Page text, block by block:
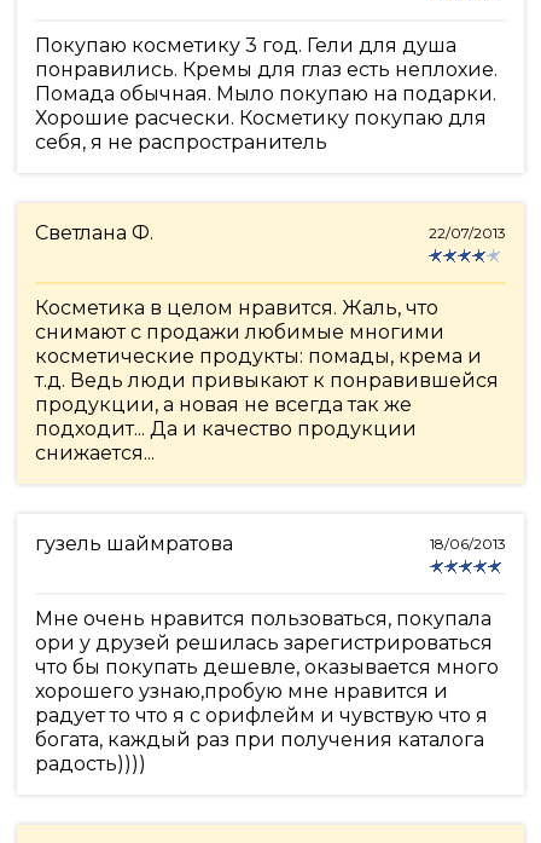
Покупаю косметику 3 год. Гели для душа
понравились. Кремы для глаз есть неплохие.
Помада обычная. Мыло покупаю на подарки.
Хорошие расчески. Косметику покупаю для
себя, я не распространитель
Светлана Ф. 22/07/2013
Косметика в целом нравится. Жаль, что
снимают с продажи любимые многими
косметические продукты: помады, крема и
т.д. Ведь люди привыкают к понравившейся
продукции, а новая не всегда так же
подходит... Да и качество продукции
снижается...
гузель шаймратова 18/06/2013
Мне очень нравится пользоваться, покупала
ори у друзей решилась зарегистрироваться
что бы покупать дешевле, оказывается много
хорошего узнаю,пробую мне нравится и
радует то что я с орифлейм и чувствую что я
богата, каждый раз при получения каталога
радость))))